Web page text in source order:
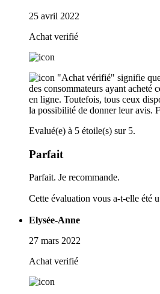
25 avril 2022
Achat verifié
"Achat vérifié" signifie
des consommateurs ayant acheté
en ligne. Toutefois, tous ceux
la possibilité de donner leur avis.
Evalué(e) à 5 étoile(s) sur 5.
Parfait
Parfait. Je recommande.
Cette évaluation vous a-t-elle été
Elysée-Anne
27 mars 2022
Achat verifié